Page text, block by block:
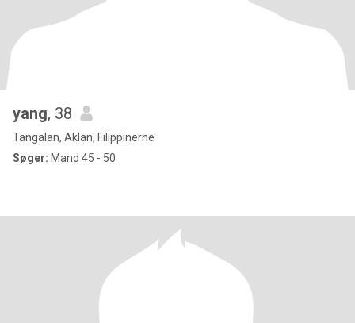
yang, 38
Tangalan, Aklan, Filippinerne
Søger: Mand 45 - 50